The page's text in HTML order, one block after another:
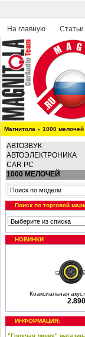
На главную Статьи
Магнитола » 1000 мелочей
АВТОЗВУК
АВТОЭЛЕКТРОНИКА
CAR PC
1000 МЕЛОЧЕЙ
Поиск по торговой
НОВИНКИ
Коаксиальная
ИНФОРМАЦИЯ:
"Горячая линия"